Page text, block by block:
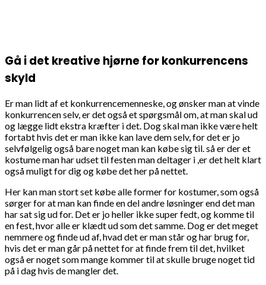
Gå i det kreative hjørne for konkurrencens
skyld
Er man lidt af et konkurrencemenneske, og ønsker man at vinde
konkurrencen selv, er det også et spørgsmål om, at man skal ud
og lægge lidt ekstra kræfter i det. Dog skal man ikke være helt
fortabt hvis det er man ikke kan lave dem selv, for det er jo
selvfølgelig også bare noget man kan købe sig til. så er der et
kostume man har udset til festen man deltager i ,er det helt klart
også muligt for dig og købe det her på nettet.
Her kan man stort set købe alle former for kostumer, som også
sørger for at man kan finde en del andre løsninger end det man
har sat sig ud for. Det er jo heller ikke super fedt, og komme til
en fest, hvor alle er klædt ud som det samme. Dog er det meget
nemmere og finde ud af, hvad det er man står og har brug for,
hvis det er man går på nettet for at finde frem til det, hvilket
også er noget som mange kommer til at skulle bruge noget tid
på i dag hvis de mangler det.